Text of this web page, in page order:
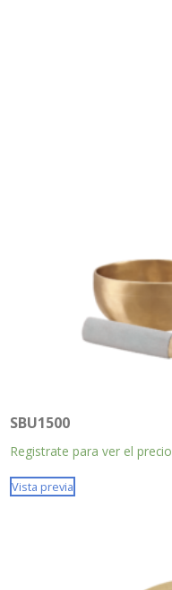
SBU1500
Registrate para ver el precio
Vista previa